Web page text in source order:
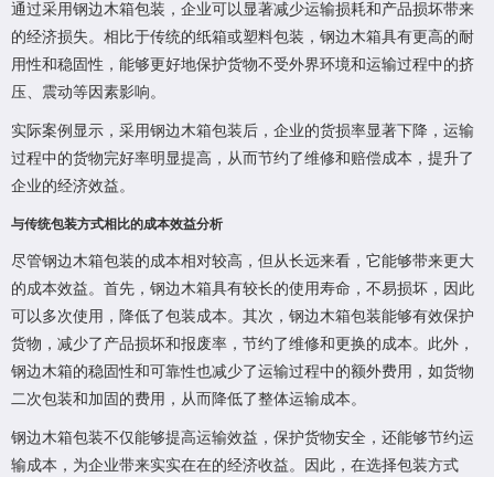
通过采用钢边木箱包装，企业可以显著减少运输损耗和产品损坏带来
的经济损失。相比于传统的纸箱或塑料包装，钢边木箱具有更高的耐
用性和稳固性，能够更好地保护货物不受外界环境和运输过程中的挤
压、震动等因素影响。
实际案例显示，采用钢边木箱包装后，企业的货损率显著下降，运输
过程中的货物完好率明显提高，从而节约了维修和赔偿成本，提升了
企业的经济效益。
与传统包装方式相比的成本效益分析
尽管钢边木箱包装的成本相对较高，但从长远来看，它能够带来更大
的成本效益。首先，钢边木箱具有较长的使用寿命，不易损坏，因此
可以多次使用，降低了包装成本。其次，钢边木箱包装能够有效保护
货物，减少了产品损坏和报废率，节约了维修和更换的成本。此外，
钢边木箱的稳固性和可靠性也减少了运输过程中的额外费用，如货物
二次包装和加固的费用，从而降低了整体运输成本。
钢边木箱包装不仅能够提高运输效益，保护货物安全，还能够节约运
输成本，为企业带来实实在在的经济收益。因此，在选择包装方式